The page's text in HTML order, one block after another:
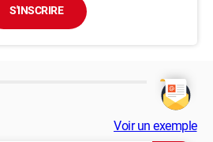
S'INSCRIRE
Voir un exemple